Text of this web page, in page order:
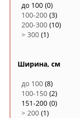
до 100 (0)
100-200 (3)
200-300 (10)
> 300 (1)
Ширина, см
до 100 (8)
100-150 (2)
151-200 (0)
> 200 (1)